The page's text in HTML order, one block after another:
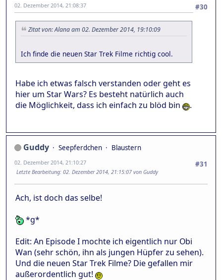
#30
02. Dezember 2014, 21:08:37
Zitat von: Alana am 02. Dezember 2014, 19:10:09
Ich finde die neuen Star Trek Filme richtig cool.
Habe ich etwas falsch verstanden oder geht es
hier um Star Wars? Es besteht natürlich auch
die Möglichkeit, dass ich einfach zu blöd bin
.
Guddy Seepferdchen
Blaustern
#31
02. Dezember 2014, 21:10:27
Letzte Bearbeitung: 02. Dezember 2014, 21:15:07 von Guddy
Ach, ist doch das selbe!
*g*
Edit: An Episode I mochte ich eigentlich nur Obi
Wan (sehr schön, ihn als jungen Hüpfer zu sehen).
Und die neuen Star Trek Filme? Die gefallen mir
außerordentlich gut!